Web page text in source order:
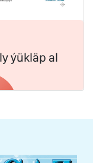
ýükläp al